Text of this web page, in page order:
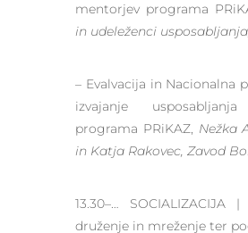
mentorjev programa
in udeleženci
– Evalvacija in Nacionalna
izvajanje
programa PRiKAZ, Nežka
in Katja Rakovec, Zavod
13.30–… SOCIALIZACIJA
druženje in mreženje ter